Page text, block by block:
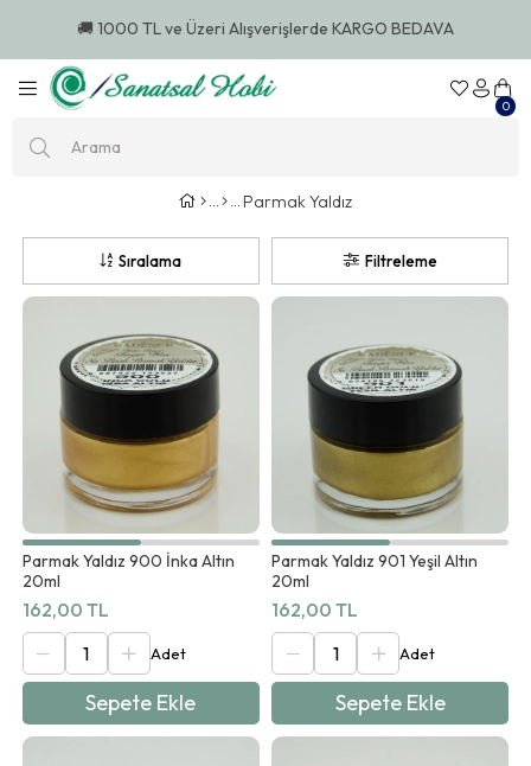
🚚 1000 TL ve Üzeri Alışverişlerde KARGO BEDAVA
0
Parmak Yaldız
Filtreleme
Sıralama
Parmak Yaldız 900 İnka Altın
20ml
162,00 TL
Sepete Ekle
Parmak Yaldız 901 Yeşil Altın
20ml
162,00 TL
Sepete Ekle